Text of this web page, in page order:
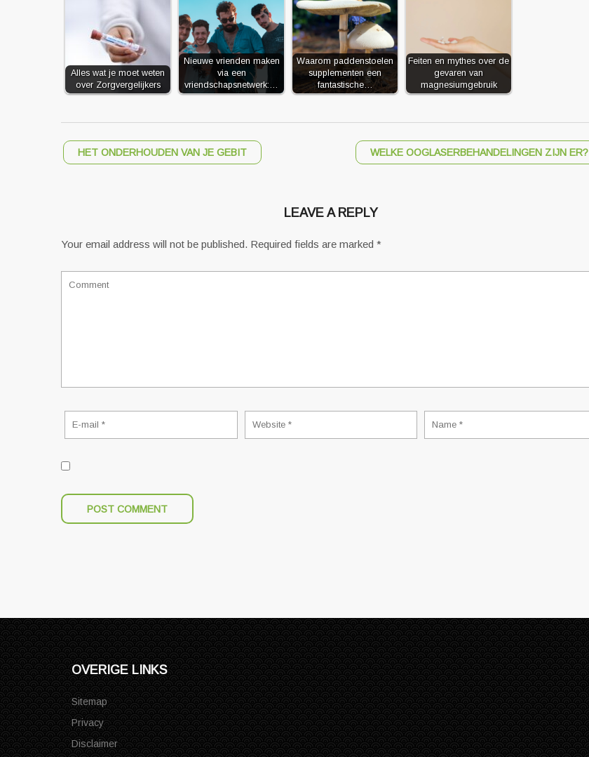
Alles wat je moet weten
over Zorgvergelijkers
Nieuwe vrienden maken
via een
vriendschapsnetwerk:…
Waarom paddenstoelen
supplementen een
fantastische…
Feiten en mythes over de
gevaren van
magnesiumgebruik
HET ONDERHOUDEN VAN JE GEBIT WELKE OOGLASERBEHANDELINGEN ZIJN ER?
LEAVE A REPLY
Your email address will not be published. Required fields are marked *
OVERIGE LINKS
Sitemap
Privacy
Disclaimer